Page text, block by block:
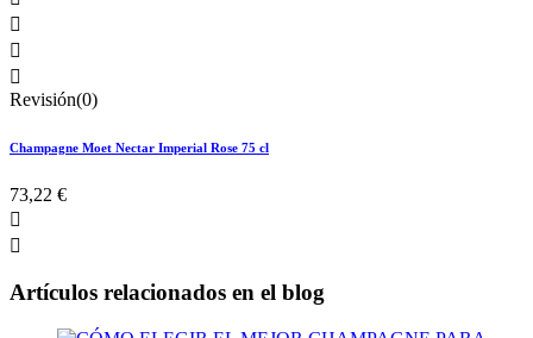



Revisión(0)
Champagne Moet Nectar Imperial Rose 75 cl
73,22 €


Artículos relacionados en el blog